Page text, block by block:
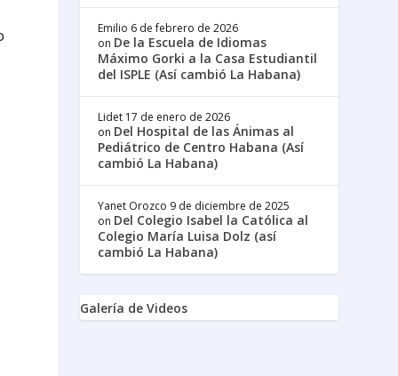
Emilio 6 de febrero de 2026
on De la Escuela de Idiomas
Máximo Gorki a la Casa Estudiantil
del ISPLE (Así cambió La Habana)
Lidet 17 de enero de 2026
on Del Hospital de las Ánimas al
Pediátrico de Centro Habana (Así
cambió La Habana)
Yanet Orozco 9 de diciembre de 2025
on Del Colegio Isabel la Católica al
Colegio María Luisa Dolz (así
cambió La Habana)
Galería de Videos